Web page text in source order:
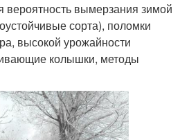
вероятность вымерзания зимой
сорта), поломки
высокой урожайности
колышки, методы